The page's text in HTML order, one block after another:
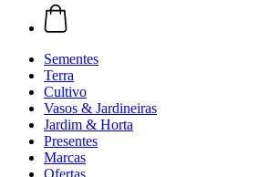
Sementes
Terra
Cultivo
Vasos & Jardineiras
Jardim & Horta
Presentes
Marcas
Ofertas